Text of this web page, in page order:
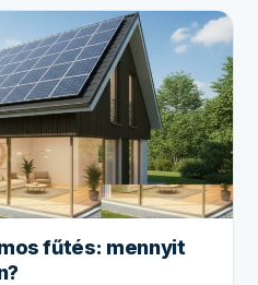
fűtés: mennyit